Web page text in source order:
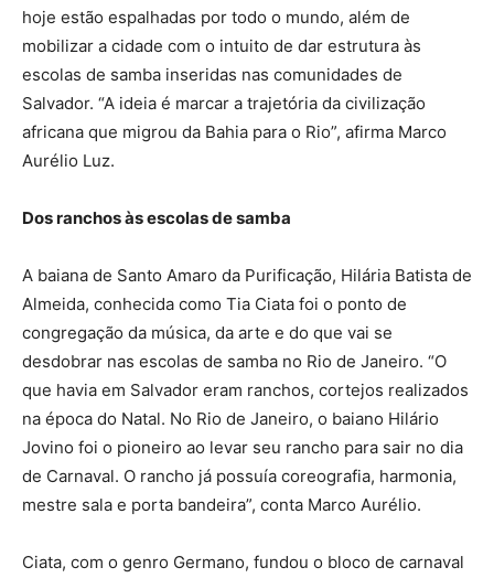
hoje estão espalhadas por todo o mundo, além de
mobilizar a cidade com o intuito de dar estrutura às
escolas de samba inseridas nas comunidades de
Salvador. “A ideia é marcar a trajetória da civilização
africana que migrou da Bahia para o Rio”, afirma Marco
Aurélio Luz.
Dos ranchos às escolas de samba
A baiana de Santo Amaro da Purificação, Hilária Batista de
Almeida, conhecida como Tia Ciata foi o ponto de
congregação da música, da arte e do que vai se
desdobrar nas escolas de samba no Rio de Janeiro. “O
que havia em Salvador eram ranchos, cortejos realizados
na época do Natal. No Rio de Janeiro, o baiano Hilário
Jovino foi o pioneiro ao levar seu rancho para sair no dia
de Carnaval. O rancho já possuía coreografia, harmonia,
mestre sala e porta bandeira”, conta Marco Aurélio.
Ciata, com o genro Germano, fundou o bloco de carnaval